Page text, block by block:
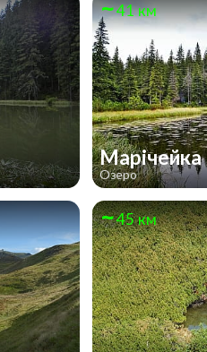
41 км
Марічейка
Озеро
45 км